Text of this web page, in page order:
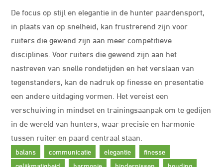
De focus op stijl en elegantie in de hunter paardensport,
in plaats van op snelheid, kan frustrerend zijn voor
ruiters die gewend zijn aan meer competitieve
disciplines. Voor ruiters die gewend zijn aan het
nastreven van snelle rondetijden en het verslaan van
tegenstanders, kan de nadruk op finesse en presentatie
een andere uitdaging vormen. Het vereist een
verschuiving in mindset en trainingsaanpak om te gedijen
in de wereld van hunters, waar precisie en harmonie
tussen ruiter en paard centraal staan.
balans communicatie elegantie
finesse